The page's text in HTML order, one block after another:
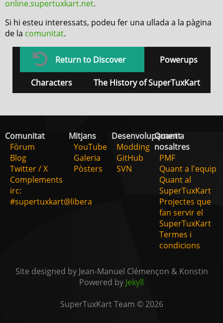
online.supertuxkart.net.
Si hi esteu interessats, podeu fer una ullada a la pàgina
de la comunitat.
Return to Discover Powerups
Characters The History of SuperTuxKart
Comunitat
Fòrum
Blog
Twitter / X
Complements
irc:
#supertuxkart@libera
Mitjans
YouTube
Galeria
Pòsters
Desenvolupament
Modding
GitHub
SVN
Quant a
nosaltres
PMF
Quant a l'equip
Quant al
SuperTuxKart
Projectes que
fan servir el
SuperTuxKart
Termes i
condicions
Site designed by Jean-Manuel Clémençon & Konstin
Powered by Jekyll
SuperTuxKart Team © 2026